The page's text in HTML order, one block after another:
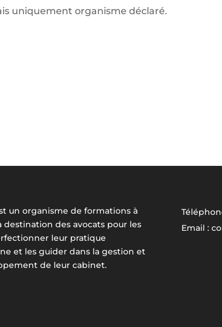
uniquement organisme déclaré.
un organisme de formations à
destination des avocats pour les
leur pratique
et les guider dans la gestion et
de leur cabinet.
Email :